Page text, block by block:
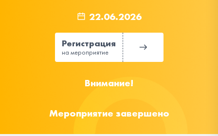
22.06.2026
Регистрация
на мероприятие
Внимание!
Мероприятие завершено